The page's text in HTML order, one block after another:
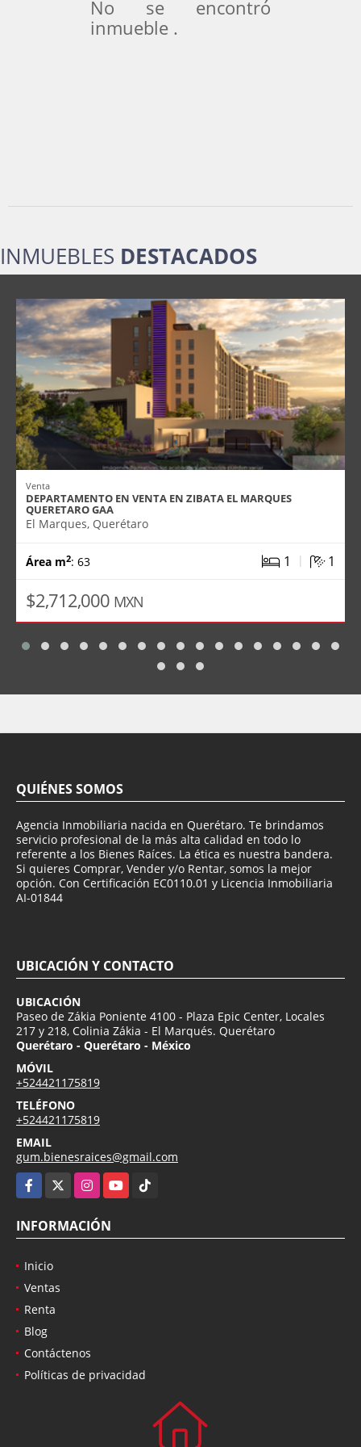
No se encontró
inmueble .
INMUEBLES DESTACADOS
Venta
DEPARTAMENTO EN VENTA EN ZIBATA EL MARQUES
QUERETARO GAA
El Marques, Querétaro
Área m2: 63 1 | 1
$2,712,000 MXN
QUIÉNES SOMOS
Agencia Inmobiliaria nacida en Querétaro. Te brindamos
servicio profesional de la más alta calidad en todo lo
referente a los Bienes Raíces. La ética es nuestra bandera.
Si quieres Comprar, Vender y/o Rentar, somos la mejor
opción. Con Certificación EC0110.01 y Licencia Inmobiliaria
AI-01844
UBICACIÓN Y CONTACTO
UBICACIÓN
Paseo de Zákia Poniente 4100 - Plaza Epic Center, Locales
217 y 218, Colinia Zákia - El Marqués. Querétaro
Querétaro - Querétaro - México
MÓVIL
+524421175819
TELÉFONO
+524421175819
EMAIL
gum.bienesraices@gmail.com
Facebook
InstagramYouTubeTikTok
INFORMACIÓN
Inicio
Ventas
Renta
Blog
Contáctenos
Políticas de privacidad